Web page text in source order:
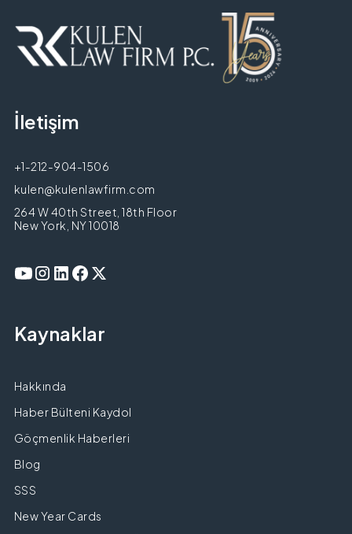
İletişim
+1-212-904-1506
kulen@kulenlawfirm.com
264 W 40th Street, 18th Floor
New York, NY 10018
Kaynaklar
Hakkında
Haber Bülteni Kaydol
Göçmenlik Haberleri
Blog
SSS
New Year Cards